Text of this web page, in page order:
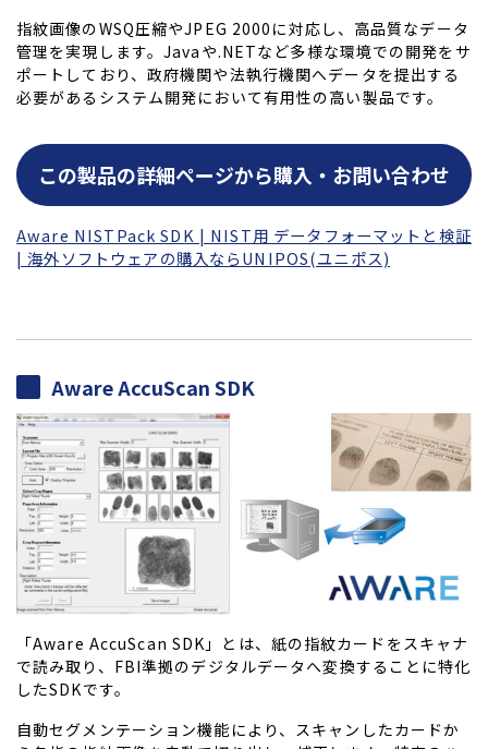
指紋画像のWSQ圧縮やJPEG 2000に対応し、高品質なデータ
管理を実現します。Javaや.NETなど多様な環境での開発をサ
ポートしており、政府機関や法執行機関へデータを提出する
必要があるシステム開発において有用性の高い製品です。
この製品の詳細ページから購入・お問い合わせ
Aware NISTPack SDK | NIST用 データフォーマットと検証
| 海外ソフトウェアの購入ならUNIPOS(ユニポス)
Aware AccuScan SDK
「Aware AccuScan SDK」とは、紙の指紋カードをスキャナ
で読み取り、FBI準拠のデジタルデータへ変換することに特化
したSDKです。
自動セグメンテーション機能により、スキャンしたカードか